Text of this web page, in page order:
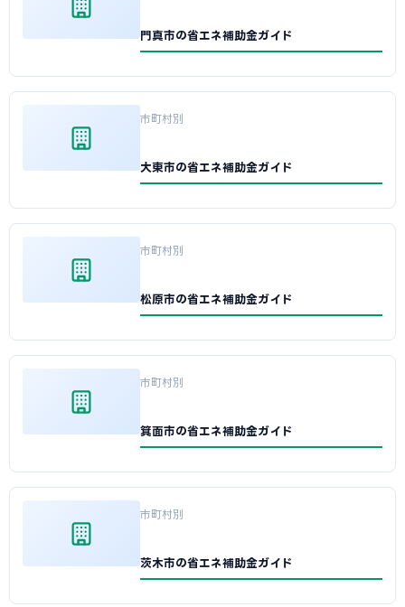
門真市の省エネ補助金ガイド
市町村別
大東市の省エネ補助金ガイド
市町村別
松原市の省エネ補助金ガイド
市町村別
箕面市の省エネ補助金ガイド
市町村別
茨木市の省エネ補助金ガイド